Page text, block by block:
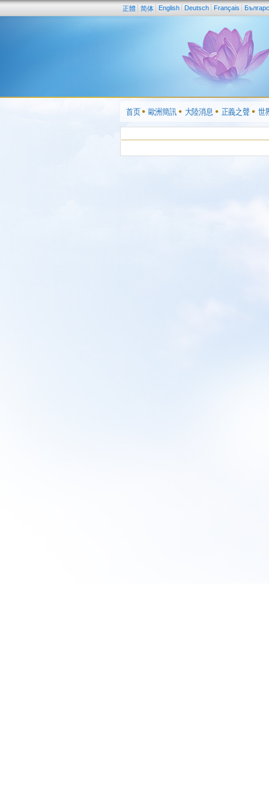
正體 简体 English Deutsch Français
首页 歐洲簡訊 大陸消息 正義之聲 世